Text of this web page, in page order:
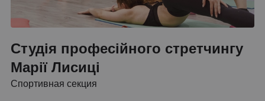
Студія професійного стретчингу
Марії Лисиці
Спортивная секция